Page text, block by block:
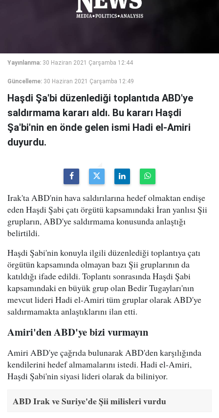
Yayınlanma: 30 Haziran 2021 Çarşamba 12:44
Güncelleme: 30 Haziran 2021 Çarşamba 12:49
Haşdi Şa'bi düzenlediği toplantıda ABD'ye
saldırmama kararı aldı. Bu kararı Haşdi
Şa'bi'nin en önde gelen ismi Hadi el-Amiri
duyurdu.
Irak'ta ABD'nin hava saldırılarına hedef olmaktan endişe
eden Haşdi Şabi çatı örgütü kapsamındaki İran yanlısı Şii
grupların, ABD'ye saldırmama konusunda anlaştığı
belirtildi.
Haşdi Şabi'nin konuyla ilgili düzenlediği toplantıya çatı
örgütün kapsamında olmayan bazı Şii gruplarının da
katıldığı ifade edildi. Toplantı sonrasında Haşdi Şabi
kapsamındaki en büyük grup olan Bedir Tugayları'nın
mevcut lideri Hadi el-Amiri tüm gruplar olarak ABD'ye
saldırmamakta anlaştıklarını ilan etti.
Amiri'den ABD'ye bizi vurmayın
Amiri ABD'ye çağrıda bulunarak ABD'den karşılığında
kendilerini hedef almamalarını istedi. Hadi el-Amiri,
Haşdi Şabi'nin siyasi lideri olarak da biliniyor.
ABD Irak ve Suriye'de Şii milisleri vurdu